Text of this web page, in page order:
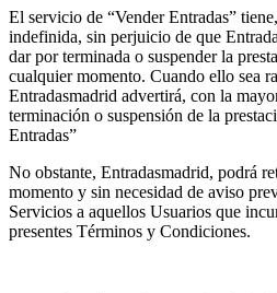
El servicio de “Vender Entradas”
indefinida, sin perjuicio de que
dar por terminada o suspender la
cualquier momento. Cuando ello sea
Entradasmadrid advertirá, con la
terminación o suspensión de la
Entradas”
No obstante, Entradasmadrid, podrá
momento y sin necesidad de aviso
Servicios a aquellos Usuarios que
presentes Términos y Condiciones.